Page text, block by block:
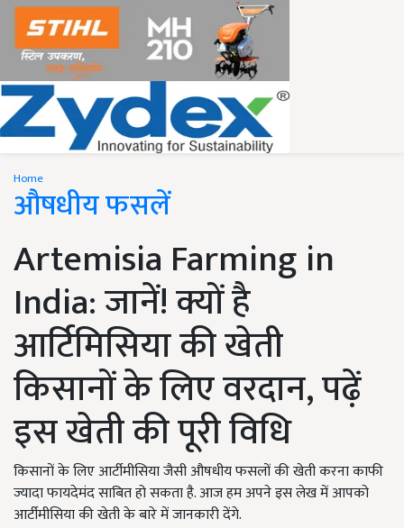
Home
औषधीय फसलें
Artemisia Farming in
India: जानें! क्यों है
आर्टिमिसिया की खेती
किसानों के लिए वरदान, पढ़ें
इस खेती की पूरी विधि
किसानों के लिए आर्टीमीसिया जैसी औषधीय फसलों की खेती करना काफी
ज्यादा फायदेमंद साबित हो सकता है. आज हम अपने इस लेख में आपको
आर्टीमीसिया की खेती के बारे में जानकारी देंगे.